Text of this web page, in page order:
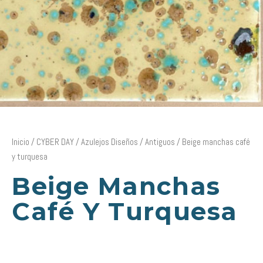
Inicio / CYBER DAY/Azulejos Diseños /Antiguos / Beige manchas café
y turquesa
Beige Manchas
Café Y Turquesa